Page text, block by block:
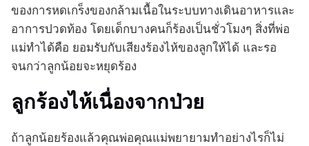
ของการหดเกร็งของกล้ามเนื้อในระบบทางเดินอาหารและ
อาการปวดท้อง โดยเด็กบางคนก็ร้องเป็นชั่วโมงๆ สิ่งที่พ่อ
แม่ทำได้คือ ยอมรับกับเสียงร้องไห้ของลูกให้ได้ และรอ
จนกว่าลูกน้อยจะหยุดร้อง
ลูกร้องไห้เนื่องจากป่วย
ถ้าลูกน้อยร้องแล้วคุณพ่อคุณแม่พยายามทำอย่างไรก็ไม่